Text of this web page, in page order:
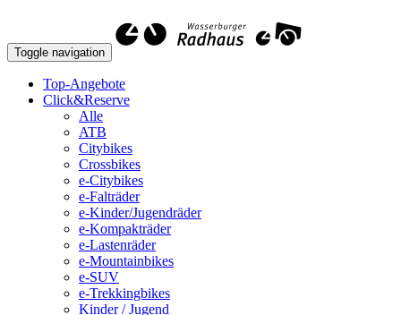
Toggle navigation
Top-Angebote
Click&Reserve
Alle
ATB
Citybikes
Crossbikes
e-Citybikes
e-Falträder
e-Kinder/Jugendräder
e-Kompakträder
e-Lastenräder
e-Mountainbikes
e-SUV
e-Trekkingbikes
Kinder / Jugend